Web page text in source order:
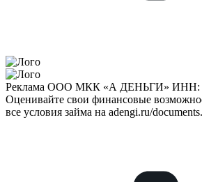
Реклама ООО МКК «А ДЕНЬГИ» ИНН:
Оценивайте свои финансовые
все условия займа на adengi.ru/documents.